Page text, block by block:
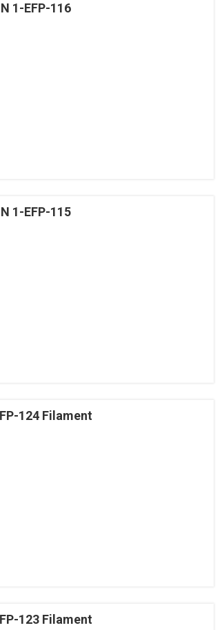
1-EFP-116
1-EFP-115
124 Filament
123 Filament